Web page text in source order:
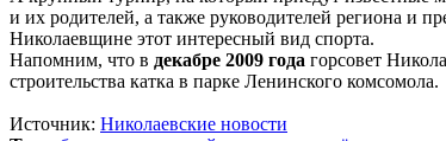
и их родителей, а также руководителей региона и
Николаевщине этот интересный вид спорта.
Напомним, что в декабре 2009 года горсовет
строительства катка в парке Ленинского комсомола.
Источник: Николаевские новости